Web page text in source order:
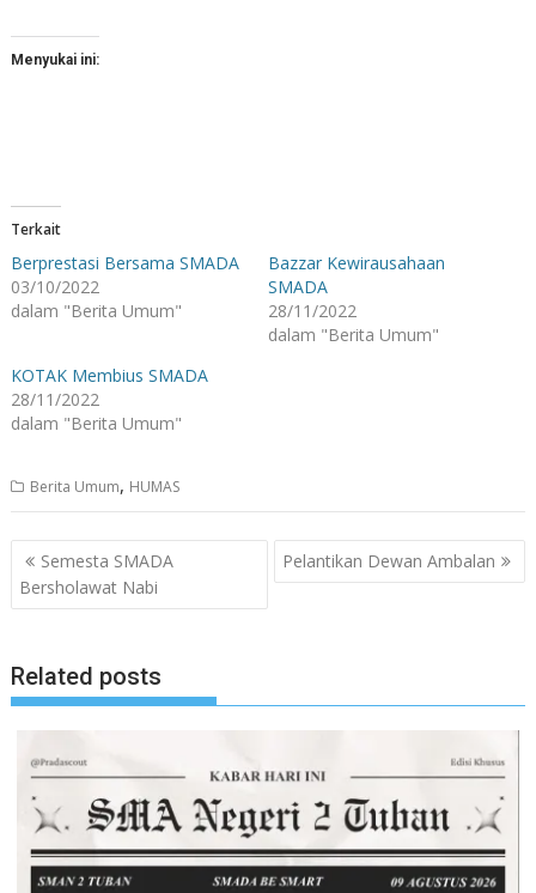
Menyukai ini:
Terkait
Berprestasi Bersama SMADA
03/10/2022
dalam "Berita Umum"
Bazzar Kewirausahaan
SMADA
28/11/2022
dalam "Berita Umum"
KOTAK Membius SMADA
28/11/2022
dalam "Berita Umum"
Berita Umum, HUMAS
Navigasi
pos
Semesta SMADA
Bersholawat Nabi
Pelantikan Dewan Ambalan
Related posts